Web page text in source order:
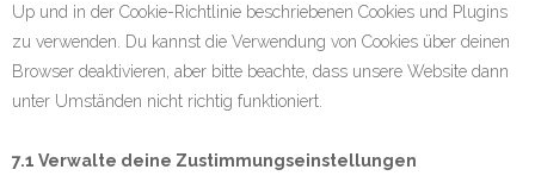
Up und in der Cookie-Richtlinie beschriebenen Cookies und Plugins
zu verwenden. Du kannst die Verwendung von Cookies über deinen
Browser deaktivieren, aber bitte beachte, dass unsere Website dann
unter Umständen nicht richtig funktioniert.
7.1 Verwalte deine Zustimmungseinstellungen